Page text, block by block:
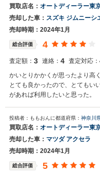
買取店名： オートディーラー東
売却した車： スズキ ジムニーシ
売却時期：2024年1月
総合評価 4
査定額： 3 連絡： 4 査定対応：
かいとりかかくが思ったより高
とても良かったので、とてもい
があれば利用したいと思った。
投稿者：ももおんに都道府県： 神奈川
買取店名： オートディーラー東
売却した車： マツダ アクセラ
売却時期：2024年1月
総合評価 5